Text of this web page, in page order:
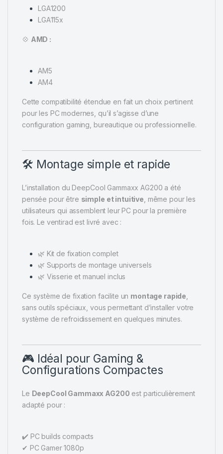
LGA1200
LGA115x
💠 AMD :
AM5
AM4
Cette compatibilité étendue en fait un choix pertinent
pour les PC modernes, qu’il s’agisse d’une
configuration gaming, bureautique ou professionnelle.
🛠️ Montage simple et rapide
L’installation du DeepCool Gammaxx AG200 a été
pensée pour être simple et intuitive , même pour les
utilisateurs qui assemblent leur PC pour la première
fois. Le ventirad est livré avec :
🌿 Kit de fixation complet
🌿 Supports de montage universels
🌿 Visserie et manuel inclus
Ce système de fixation facilite un montage rapide
sans outils spéciaux, vous permettant d’installer votre
système de refroidissement en quelques minutes.
🎮 Idéal pour Gaming &
Configurations Compactes
Le DeepCool Gammaxx AG200 est particulièrement
adapté pour :
✔️ PC builds compacts
✔ PC Gamer 1080p